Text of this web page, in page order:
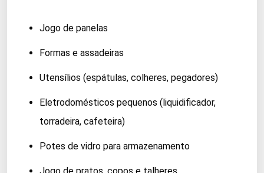
Jogo de panelas
Formas e assadeiras
Utensílios (espátulas, colheres, pegadores)
Eletrodomésticos pequenos (liquidificador,
torradeira, cafeteira)
Potes de vidro para armazenamento
Jogo de pratos, copos e talheres